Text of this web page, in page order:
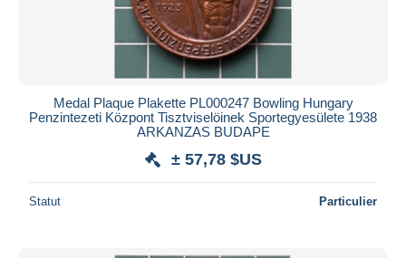
Medal Plaque Plakette PL000247 Bowling Hungary
Penzintezeti Központ Tisztviselöinek Sportegyesülete 1938
ARKANZAS BUDAPE
± 57,78 $US
Statut Particulier